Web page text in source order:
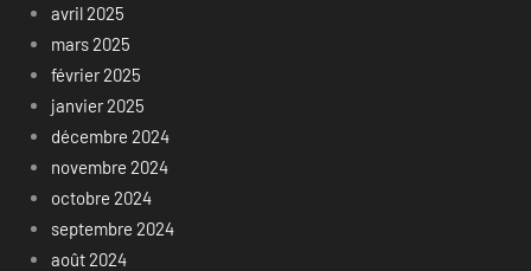
avril 2025
mars 2025
février 2025
janvier 2025
décembre 2024
novembre 2024
octobre 2024
septembre 2024
août 2024